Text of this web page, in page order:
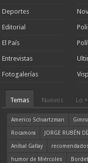
Deportes
Editorial
El País
Entrevistas
Fotogalerías
Temas Nuevos Lo +
Americo Schvartzman
Rocamora
JORGE RUBÉN
Aníbal Gallay
humor de Miércoles
Bordet